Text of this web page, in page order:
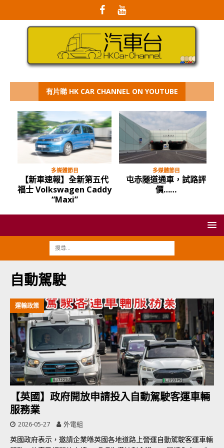
有片睇 HK CAR CHANNEL ON YOUTUBE
多媒體節目
【新車速報】全新第五代
福士 Volkswagen Caddy
“Maxi”
多媒體節目
屯赤隧道通車，試路評
價……
自動駕駛
運輸政策
【英國】政府開放申請投入自動駕駛客運車輛
服務業
2026-05-27 外電組
英國政府表示，邀請企業喺英國各地道路上營運自動駕駛客運車輛